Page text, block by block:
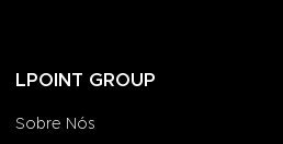
LPOINT GROUP
Sobre Nós